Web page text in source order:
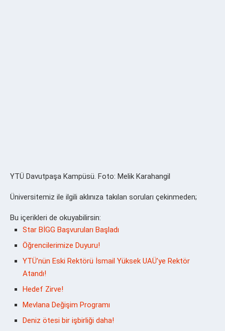
YTÜ Davutpaşa Kampüsü. Foto: Melik Karahangil
Üniversitemiz ile ilgili aklınıza takılan soruları çekinmeden;
Bu içerikleri de okuyabilirsin:
Star BİGG Başvuruları Başladı
Öğrencilerimize Duyuru!
YTÜ’nün Eski Rektörü İsmail Yüksek UAÜ’ye Rektör
Atandı!
Hedef Zirve!
Mevlana Değişim Programı
Deniz ötesi bir işbirliği daha!